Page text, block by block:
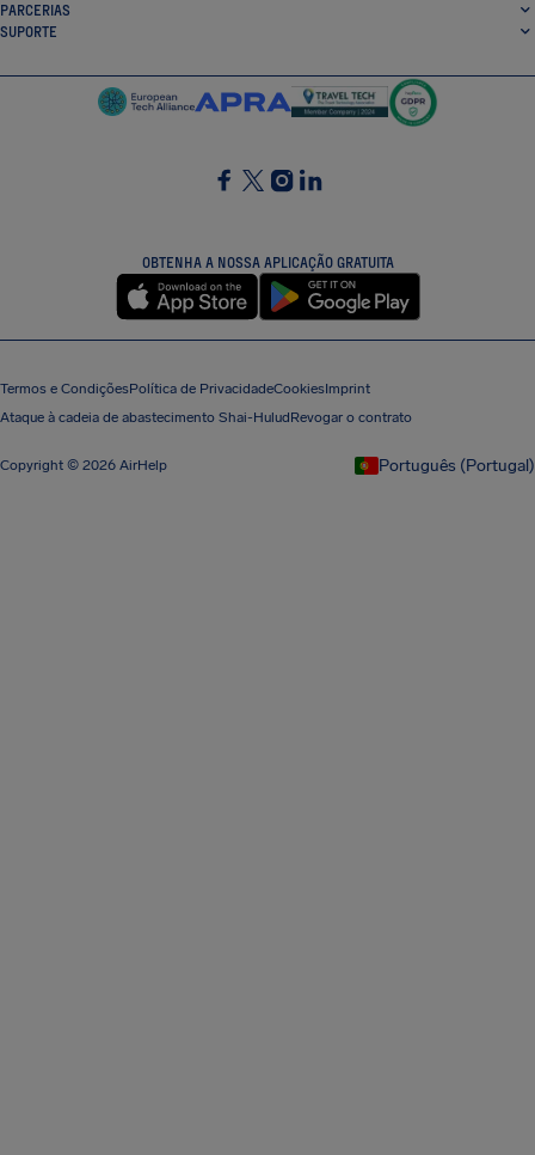
PARCERIAS
SUPORTE
OBTENHA A NOSSA APLICAÇÃO GRATUITA
Termos e CondiçõesPolítica de PrivacidadeCookiesImprint
Ataque à cadeia de abastecimento Shai-HuludRevogar o contrato
Copyright © 2026 AirHelp Português (Portugal)